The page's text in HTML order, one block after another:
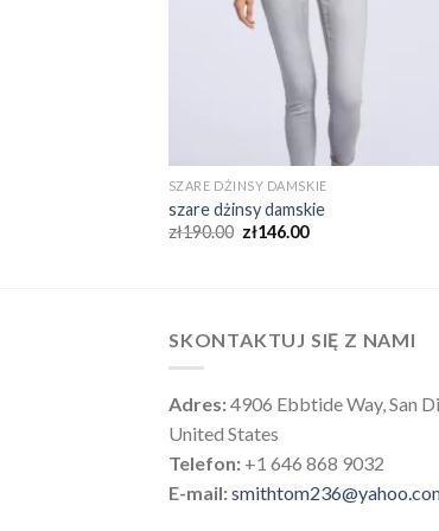
SZARE DŻINSY DAMSKIE
szare dżinsy damskie
zł190.00 zł146.00
SKONTAKTUJ SIĘ Z NAMI
Adres:4906 Ebbtide Way, San
United States
Telefon: +1 646 868 9032
E-mail: